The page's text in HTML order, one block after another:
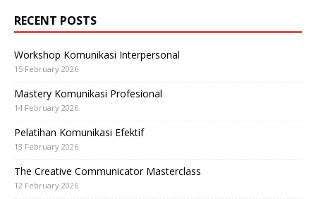
RECENT POSTS
Workshop Komunikasi Interpersonal
15 February 2026
Mastery Komunikasi Profesional
14 February 2026
Pelatihan Komunikasi Efektif
13 February 2026
The Creative Communicator Masterclass
12 February 2026